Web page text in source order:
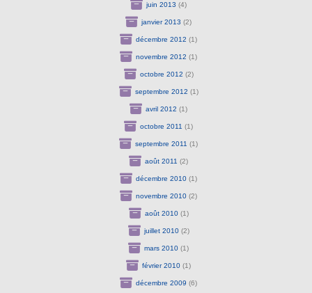
juin 2013 (4)
janvier 2013 (2)
décembre 2012 (1)
novembre 2012 (1)
octobre 2012 (2)
septembre 2012 (1)
avril 2012 (1)
octobre 2011 (1)
septembre 2011 (1)
août 2011 (2)
décembre 2010 (1)
novembre 2010 (2)
août 2010(1)
juillet 2010(2)
mars 2010 (1)
février 2010 (1)
décembre 2009 (6)